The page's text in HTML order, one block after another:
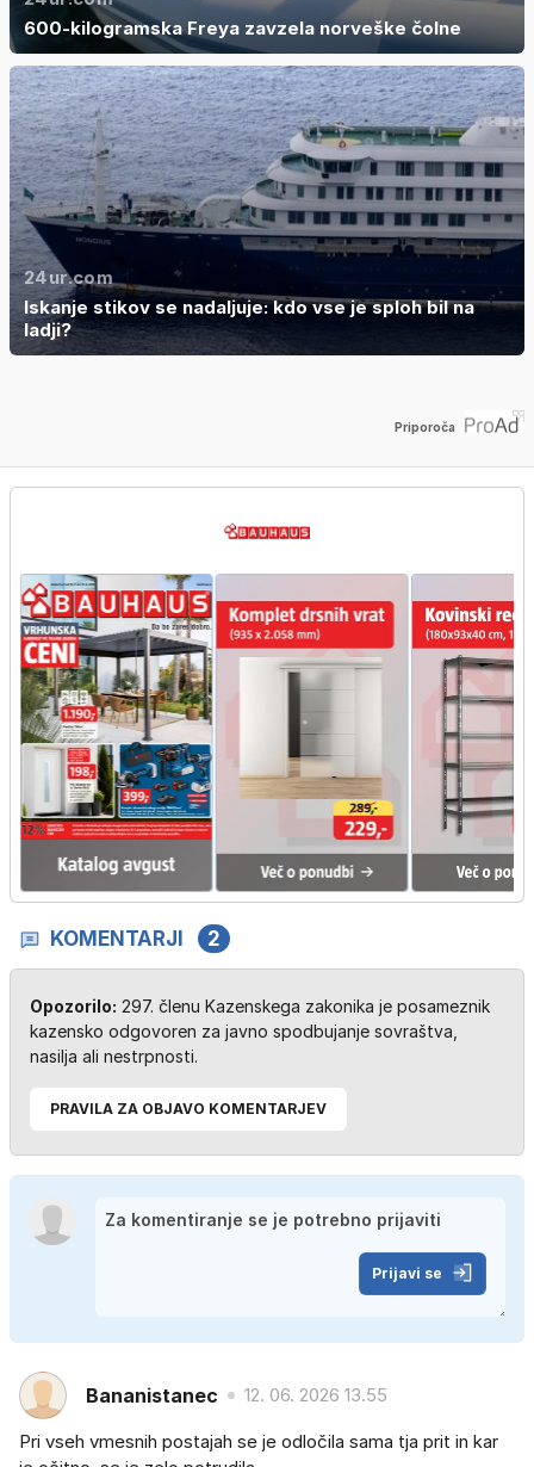
600-kilogramska Freya zavzela norveške čolne
24ur.com
Iskanje stikov se nadaljuje: kdo vse je sploh bil na
ladji?
Priporoča
KOMENTARJI 2
Opozorilo: 297. členu Kazenskega zakonika je posameznik
kazensko odgovoren za javno spodbujanje sovraštva,
nasilja ali nestrpnosti.
PRAVILA ZA OBJAVO KOMENTARJEV
Prijavi se
Bananistanec 12. 06. 2026 13.55
Pri vseh vmesnih postajah se je odločila sama tja prit in kar